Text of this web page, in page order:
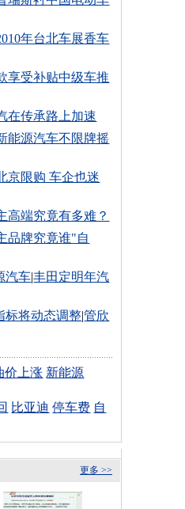
年台北车展香车
享受补贴中级车推
在传承路上加速
能源汽车不限牌摇
京限购 车企也迷
高端究竟有多难？
品牌究竟谁"自
汽车|丰田定明年汽
标将动态调整|管欣
价上涨 新能源
比亚迪 停车费 自
更多 >>